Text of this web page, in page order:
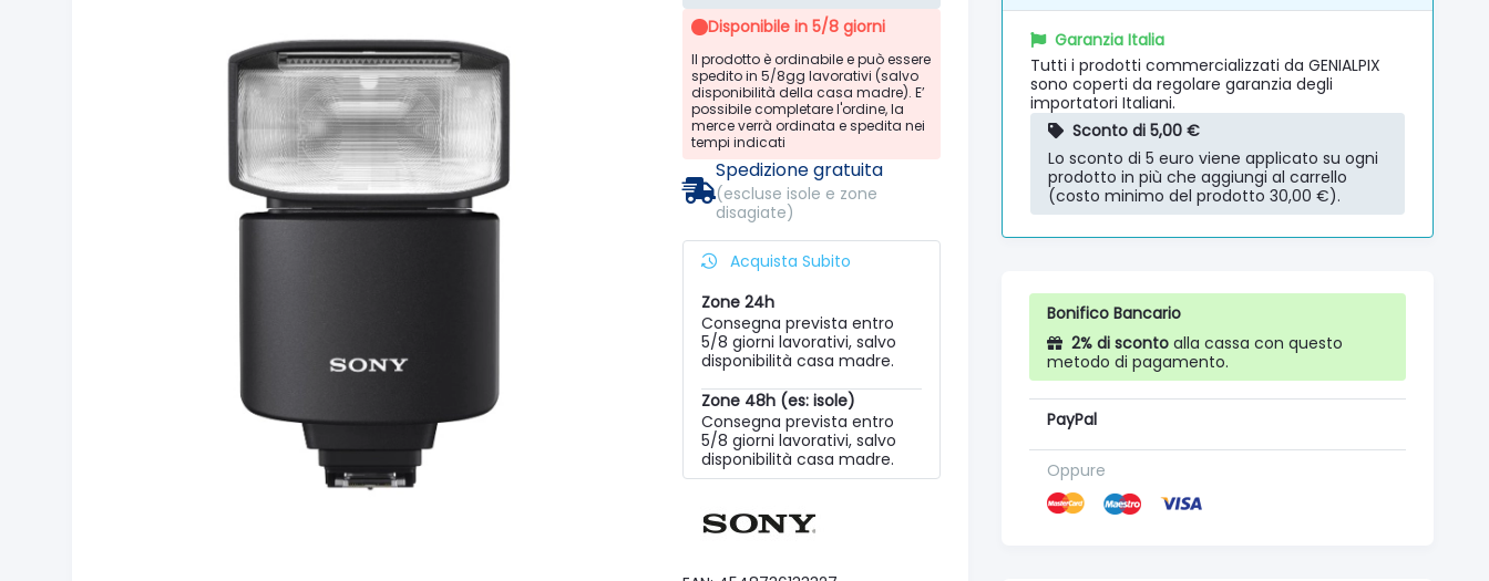
Disponibile in 5/8 giorni
Il prodotto è ordinabile e può essere
spedito in 5/8gg lavorativi (salvo
disponibilità della casa madre). E’
possibile completare l'ordine, la
merce verrà ordinata e spedita nei
tempi indicati
Spedizione gratuita
(escluse isole e zone
disagiate)
Acquista Subito
Zone 24h
Consegna prevista entro
5/8 giorni lavorativi, salvo
disponibilità casa madre.
Zone 48h (es: isole)
Consegna prevista entro
5/8 giorni lavorativi, salvo
disponibilità casa madre.
Garanzia Italia
Tutti i prodotti commercializzati da GENIALPIX
sono coperti da regolare garanzia degli
importatori Italiani.
Sconto di 5,00 €
Lo sconto di 5 euro viene applicato su ogni
prodotto in più che aggiungi al carrello
(costo minimo del prodotto 30,00 €).
Bonifico Bancario
2% di sconto alla cassa con questo
metodo di pagamento.
PayPal
Oppure